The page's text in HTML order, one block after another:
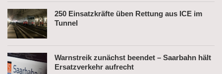
250 Einsatzkräfte üben Rettung aus ICE im
Tunnel
Warnstreik zunächst beendet – Saarbahn hält
Ersatzverkehr aufrecht